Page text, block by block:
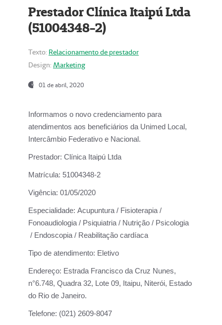
Prestador Clínica Itaipú Ltda
(51004348-2)
Texto: Relacionamento de prestador
Design: Marketing
01 de abril, 2020
Informamos o novo credenciamento para
atendimentos aos beneficiários da Unimed Local,
Intercâmbio Federativo e Nacional.
Prestador: Clínica Itaipú Ltda
Matrícula: 51004348-2
Vigência: 01/05/2020
Especialidade: Acupuntura / Fisioterapia /
Fonoaudiologia / Psiquiatria / Nutrição / Psicologia
/ Endoscopia / Reabilitação cardíaca
Tipo de atendimento: Eletivo
Endereço: Estrada Francisco da Cruz Nunes,
n°6.748, Quadra 32, Lote 09, Itaipu, Niterói, Estado
do Rio de Janeiro.
Telefone: (021) 2609-8047